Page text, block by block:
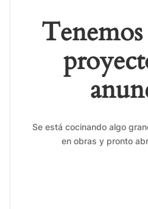
Se está cocinando algo
en obras y pronto